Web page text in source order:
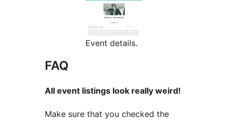
Event details.
FAQ
All event listings look really weird!
Make sure that you checked the